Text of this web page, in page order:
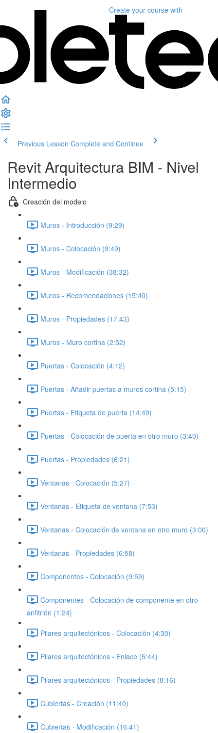
Create your course with
Previous Lesson Complete and Continue
Revit Arquitectura BIM - Nivel
Intermedio
Creación del modelo
Muros - Introducción (9:29)
Muros - Colocación (9:49)
Muros - Modificación (38:32)
Muros - Recomendaciones (15:40)
Muros - Propiedades (17:43)
Muros - Muro cortina (2:52)
Puertas - Colocación (4:12)
Puertas - Añadir puertas a muros cortina (5:15)
Puertas - Etiqueta de puerta (14:49)
Puertas - Colocación de puerta en otro muro (3:40)
Puertas - Propiedades (6:21)
Ventanas - Colocación (5:27)
Ventanas - Etiqueta de ventana (7:53)
Ventanas - Colocación de ventana en otro muro (3:00)
Ventanas - Propiedades (6:58)
Componentes - Colocación (9:59)
Componentes - Colocación de componente en otro
anfitrión (1:24)
Pilares arquitectónicos - Colocación (4:30)
Pilares arquitectónicos - Enlace (5:44)
Pilares arquitectónicos - Propiedades (8:16)
Cubiertas - Creación (11:40)
Cubiertas - Modificación (16:41)